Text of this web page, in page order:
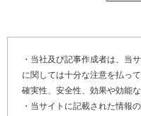
・当社及び記事作成者は、当
に関しては十分な注意を払っ
確実性、安全性、効果や効能
・当サイトに記載された情報